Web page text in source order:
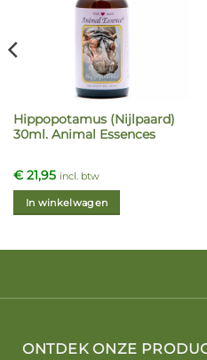
Hippopotamus (Nijlpaard)
30ml. Animal Essences
€21,95 incl. btw
In winkelwagen
ONTDEK ONZE